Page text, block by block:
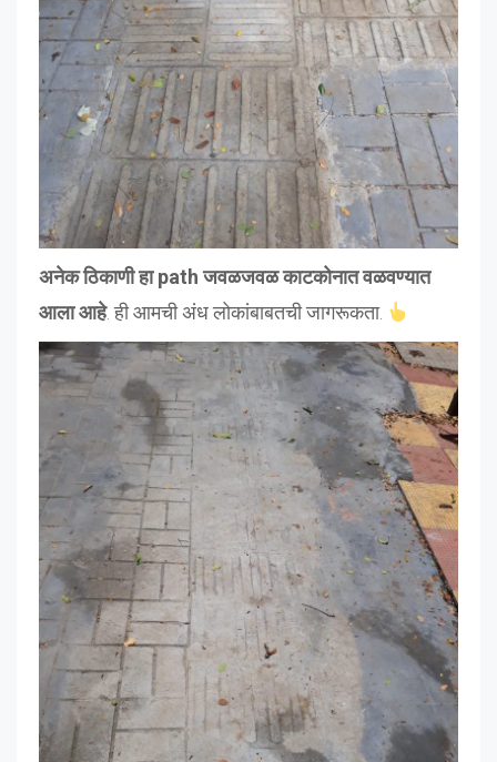
अनेक ठिकाणी हा path जवळजवळ काटकोनात वळवण्यात
आला आहे. ही आमची अंध लोकांबाबतची जागरूकता.